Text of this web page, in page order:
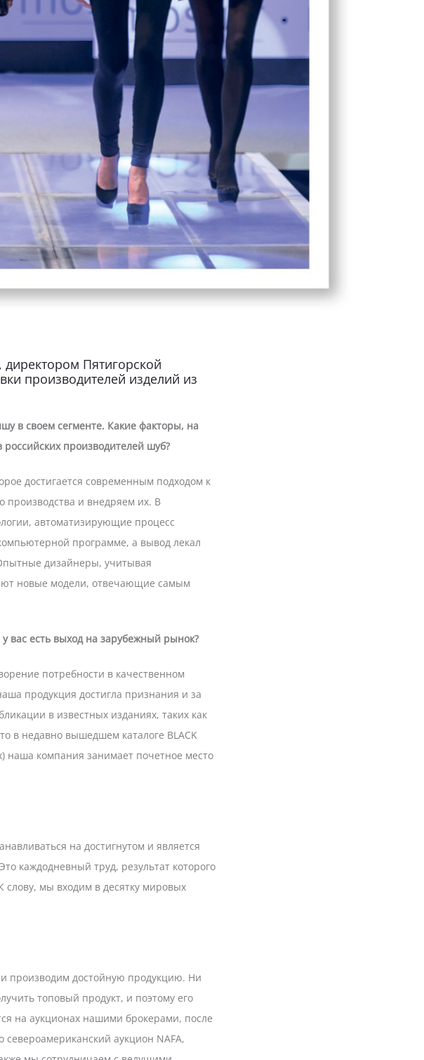
Пятигорской
производителей изделий из
в своем сегменте. Какие факторы, на
производителей шуб?
достигается современным подходом к
производства и внедряем их. В
автоматизирующие процесс
программе, а вывод лекал
дизайнеры, учитывая
новые модели, отвечающие самым
вас есть выход на зарубежный рынок?
потребности в качественном
продукция достигла признания и за
в известных изданиях, таких как
в недавно вышедшем каталоге BLACK
наша компания занимает почетное место
на достигнутом и является
каждодневный труд, результат которого
мы входим в десятку мировых
производим достойную продукцию. Ни
топовый продукт, и поэтому его
на аукционах нашими брокерами, после
аукцион NAFA,